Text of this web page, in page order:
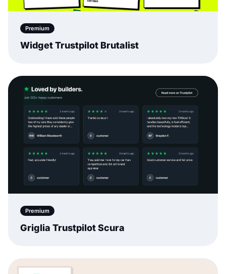
Premium
Widget Trustpilot Brutalist
Premium
Griglia Trustpilot Scura